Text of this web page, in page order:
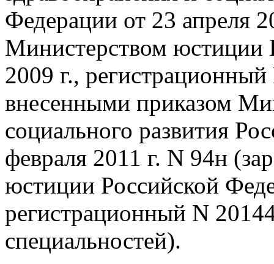
Федерации от 23 апреля
Министерством юстиции
2009 г.,
внесенными приказом
социального развития
февраля 2011 г. N 94н
юстиции Российской
регистрационный N
специальностей).